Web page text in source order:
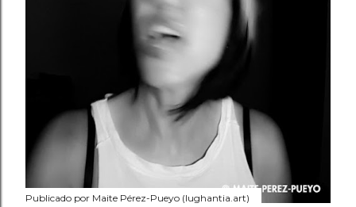
Publicado por Maite Pérez-Pueyo (lughantia.art)